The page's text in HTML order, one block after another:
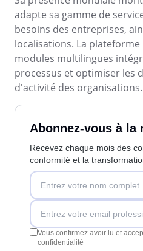
adapte sa gamme de
besoins des entreprises,
localisations. La
modules multilingues
processus et optimiser les
d'activité des organisations.
Abonnez-vous à la
Recevez chaque mois des
conformité et la
Vous confirmez avoir lu et
confidentialité